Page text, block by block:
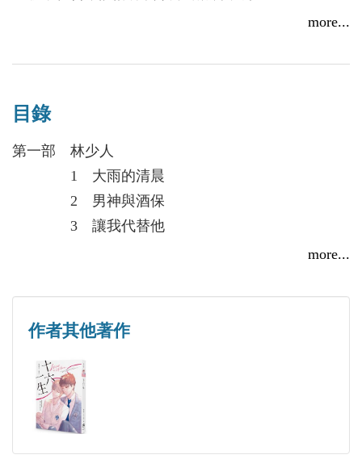
男神與攝影師自此展開合作。一次拍攝雜誌照時，林
而，懷著害死前男友心結的林勁，與困在負罪愧疚中
攜手相伴，重新找回愛嗎？
「如果你願意，我想成為你身邊的那個人。不要代替
誰，而是真真正正地留在你身邊。」
宋尚緯（作家）、張維中（作家）、孫梓評（作家）
★★★ 好評推薦 ★★★
包含長篇耽美《十六一生》（要有光）、〈小說家沒
事〉。
噗浪｜www.plurk.com/randonleiisme
個人頁面｜linktr.ee/randonlei
聯絡信箱｜randonleiisme@gmail.com
【繪師簡介】
心河HeartRiver
白天／化學系統設計繪製；夜晚／二次元插圖繪製的
精分社畜；
自小喜歡畫畫的繪者，插畫受託10餘年經歷；
希望透過雙手，帶給委託人們溫馨愉快的委託體驗。
more...
目錄
第一部 林少人
1 大雨的清晨
2 男神與酒保
3 讓我代替他
6 為你許的願
7 今天不回家
9 深深愛上你
10 驟變的雨夜
11 抱我，我就吻你
more...
作者其他著作